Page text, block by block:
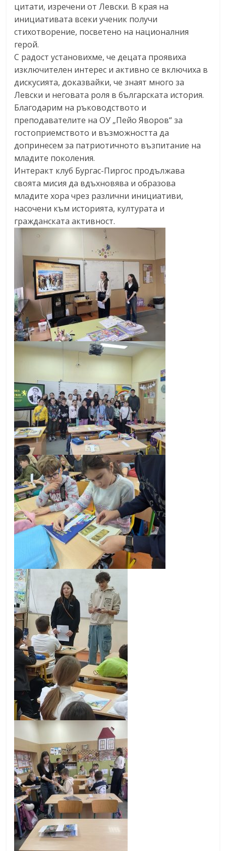
цитати, изречени от Левски. В края на
инициативата всеки ученик получи
стихотворение, посветено на националния
герой.
С радост установихме, че децата проявиха
изключителен интерес и активно се включиха в
дискусията, доказвайки, че знаят много за
Левски и неговата роля в българската история.
Благодарим на ръководството и
преподавателите на ОУ „Пейо Яворов“ за
гостоприемството и възможността да
допринесем за патриотичното възпитание на
младите поколения.
Интеракт клуб Бургас-Пиргос продължава
своята мисия да вдъхновява и образова
младите хора чрез различни инициативи,
насочени към историята, културата и
гражданската активност.